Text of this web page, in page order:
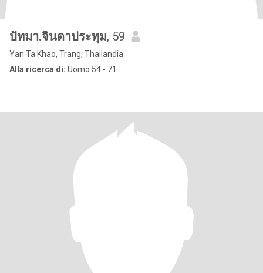
ปัทมา.จินดาประทุม, 59
Yan Ta Khao, Trang, Thailandia
Alla ricerca di: Uomo 54 - 71